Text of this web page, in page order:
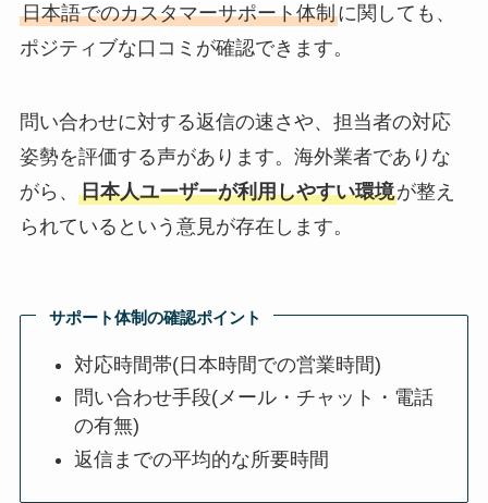
日本語でのカスタマーサポート体制に関しても、
ポジティブな口コミが確認できます。
問い合わせに対する返信の速さや、担当者の対応
姿勢を評価する声があります。海外業者でありな
がら、 日本人ユーザーが利用しやすい環境が整え
られているという意見が存在します。
サポート体制の確認ポイント
対応時間帯(日本時間での営業時間)
問い合わせ手段(メール・チャット・電話
の有無)
返信までの平均的な所要時間